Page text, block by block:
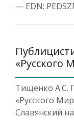
— EDN:
«Русского
Тищенко А.С.
«Русского
Славянский